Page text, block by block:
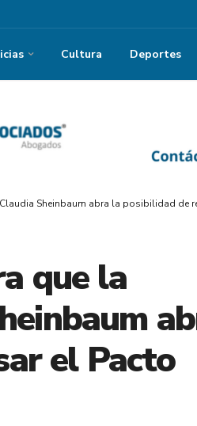
Cultura Deportes
Sheinbaum abra la posibilidad de
que la
el Pacto